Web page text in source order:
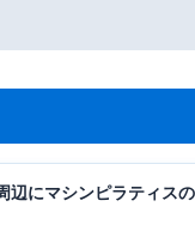
辺にマシンピラティス